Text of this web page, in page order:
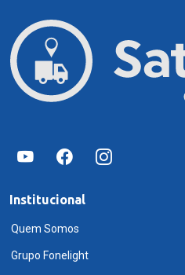
Institucional
Quem Somos
Grupo Fonelight